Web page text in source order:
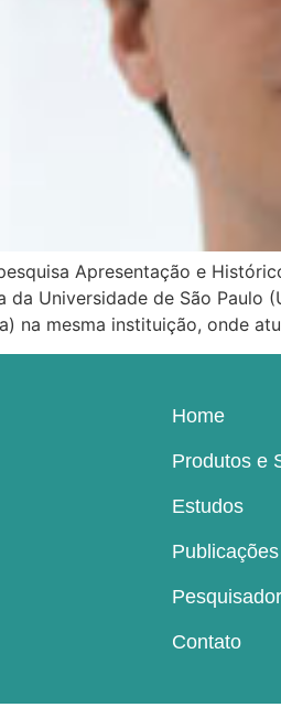
Apresentação e
da Universidade de São
na mesma instituição, onde
Home
Produtos e
Estudos
Publicações
Contato